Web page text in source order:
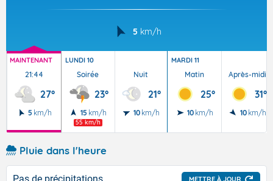
5 km/h
MAINTENANT
21:44
27°
5 km/h
LUNDI 10
Soirée
23°
15 km/h
55 km/h
Nuit
21°
10 km/h
MARDI 11
Matin
25°
10 km/h
Après-midi
31°
10 km/h
Pluie dans l'heure
METTRE À JOUR